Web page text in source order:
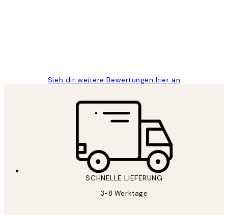
Sieh dir weitere Bewertungen hier an
SCHNELLE LIEFERUNG
3-8 Werktage